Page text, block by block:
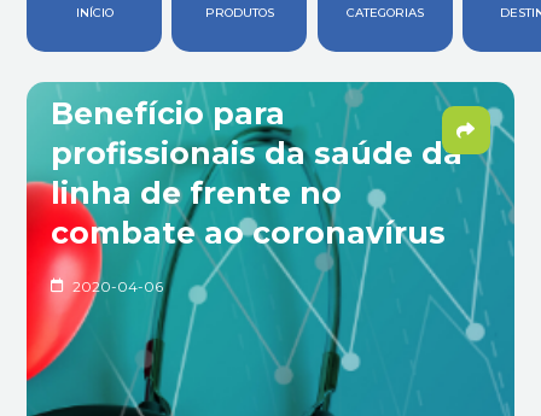
INÍCIO PRODUTOS CATEGORIAS
Benefício para
profissionais da saúde da
linha de frente no
combate ao coronavírus
2020-04-06